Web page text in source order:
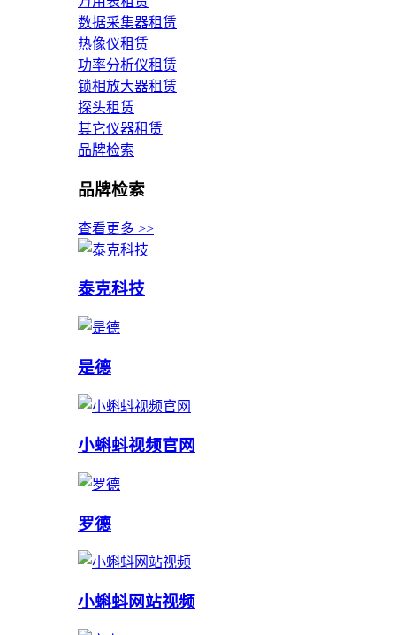
数据采集器租赁
热像仪租赁
功率分析仪租赁
锁相放大器租赁
探头租赁
其它仪器租赁
品牌检索
品牌检索
查看更多 >>
泰克科技
是德
小蝌蚪视频官网
罗德
小蝌蚪网站视频